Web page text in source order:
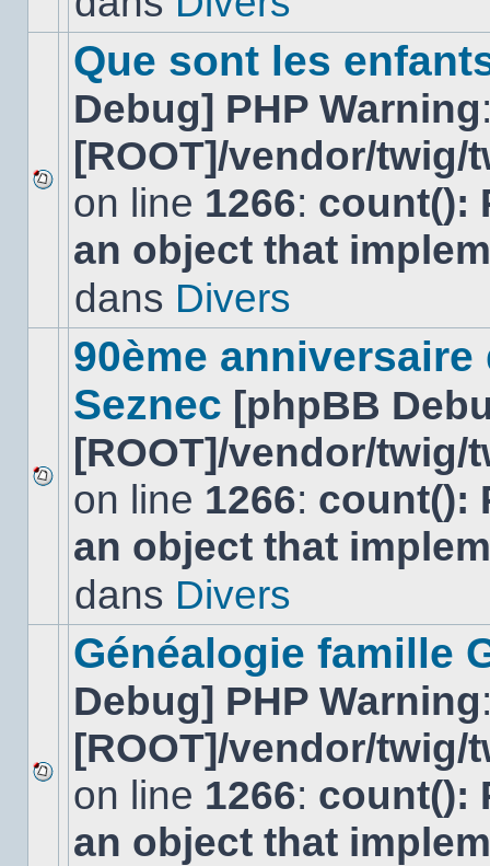
Aucun
nouveau
message
non-
dans
Que sont les
Debug] PHP Warning
[ROOT]/vendor/
on line 1266: count():
an object that
dans Divers
Aucun
nouveau
message
non-
dans
90ème
Seznec [phpBB
[ROOT]/vendor/
on line 1266: count():
an object that
dans Divers
Aucun
nouveau
message
non-
Généalogie famille
Debug] PHP Warning
[ROOT]/vendor/
on line 1266: count():
an object that